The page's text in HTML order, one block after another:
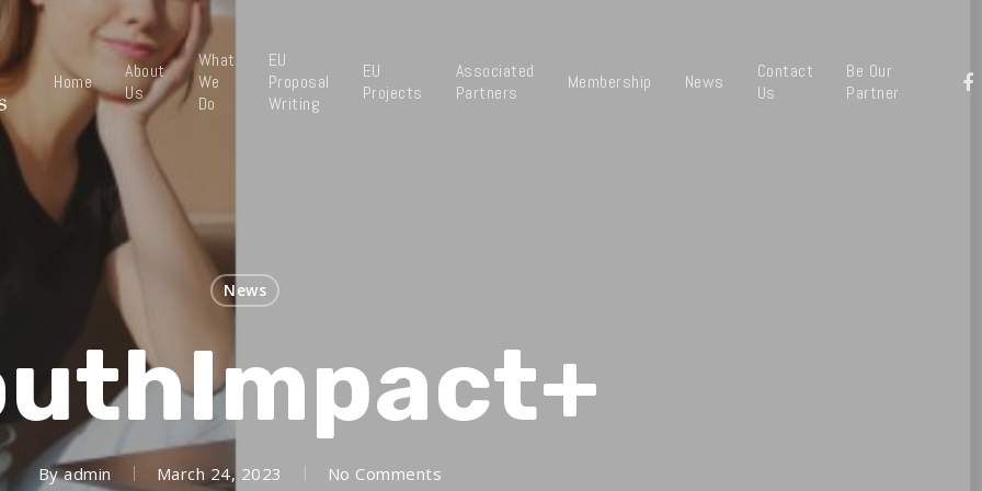
Home
About
Us
What
We
Do
EU
Proposal
Writing
EU
Projects
Associated
Partners
Membership News
Contact
Us
Be Our
Partner
News
Byadmin March 24, 2023 No Comments